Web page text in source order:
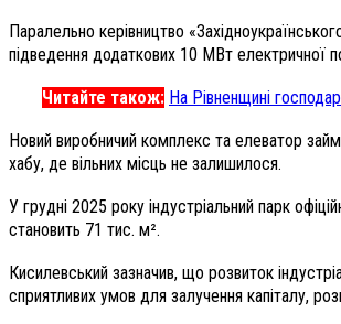
Паралельно керівництво
підведення додаткових 10 МВт електричної
Читайте також: На Рівненщині
Новий виробничий комплекс та елеватор
хабу, де вільних місць не залишилося.
У грудні 2025 року індустріальний парк
становить 71 тис. м².
Кисилевський зазначив, що розвиток
сприятливих умов для залучення капіталу,